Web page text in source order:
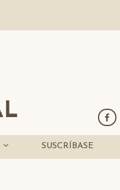
SUSCRÍBASE